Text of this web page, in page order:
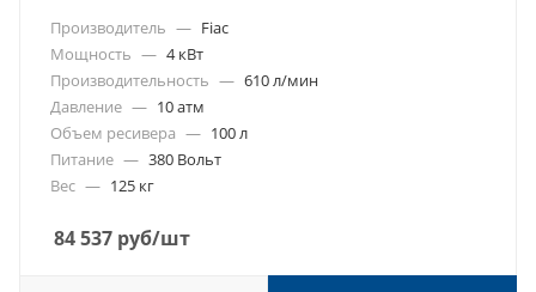
Производитель — Fiac
Мощность — 4 кВт
Производительность — 610 л/мин
Давление — 10 атм
Объем ресивера — 100 л
Питание — 380 Вольт
Вес — 125 кг
84 537 руб/шт